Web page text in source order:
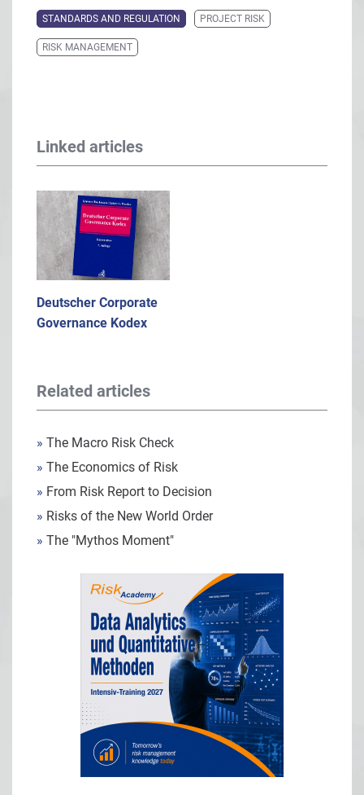
STANDARDS AND REGULATION PROJECT RISK
RISK MANAGEMENT
Linked articles
Deutscher Corporate
Governance Kodex
Related articles
» The Macro Risk Check
» The Economics of Risk
» From Risk Report to Decision
» Risks of the New World Order
» The "Mythos Moment"